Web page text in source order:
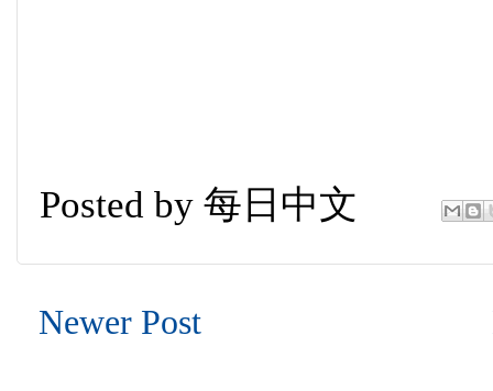
Posted by 每日中文
Newer Post